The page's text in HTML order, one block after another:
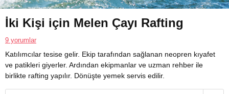
İki Kişi için Melen Çayı Rafting
9 yorumlar
Katılımcılar tesise gelir. Ekip tarafından sağlanan neopren kıyafet
ve patikleri giyerler. Ardından ekipmanlar ve uzman rehber ile
birlikte rafting yapılır. Dönüşte yemek servis edilir.